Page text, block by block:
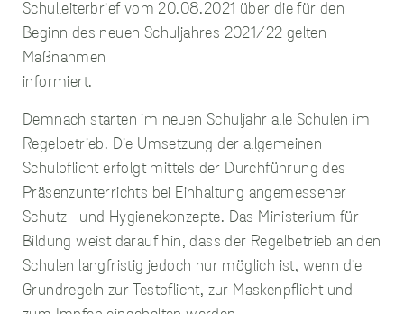
Schulleiterbrief vom 20.08.2021 über die für den
Beginn des neuen Schuljahres 2021/22 gelten
Maßnahmen
informiert.
Demnach starten im neuen Schuljahr alle Schulen im
Regelbetrieb. Die Umsetzung der allgemeinen
Schulpflicht erfolgt mittels der Durchführung des
Präsenzunterrichts bei Einhaltung angemessener
Schutz- und Hygienekonzepte. Das Ministerium für
Bildung weist darauf hin, dass der Regelbetrieb an den
Schulen langfristig jedoch nur möglich ist, wenn die
Grundregeln zur Testpflicht, zur Maskenpflicht und
unverzichtbare
damit wir Ihnen
und sichere
Funktionen
zur Verfügung
stellen können.
Sie werden nicht
eingesetzt, um
Informationen
über Sie für